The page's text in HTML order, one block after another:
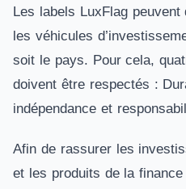
Les labels LuxFlag
les véhicules
soit le pays. Pour cela,
doivent être respectés :
indépendance et
Afin de rassurer les
et les produits de la